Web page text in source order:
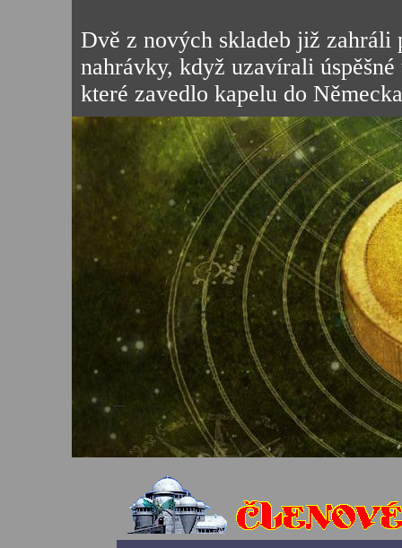
Dvě z nových skladeb již
nahrávky, když uzavírali
které zavedlo kapelu do